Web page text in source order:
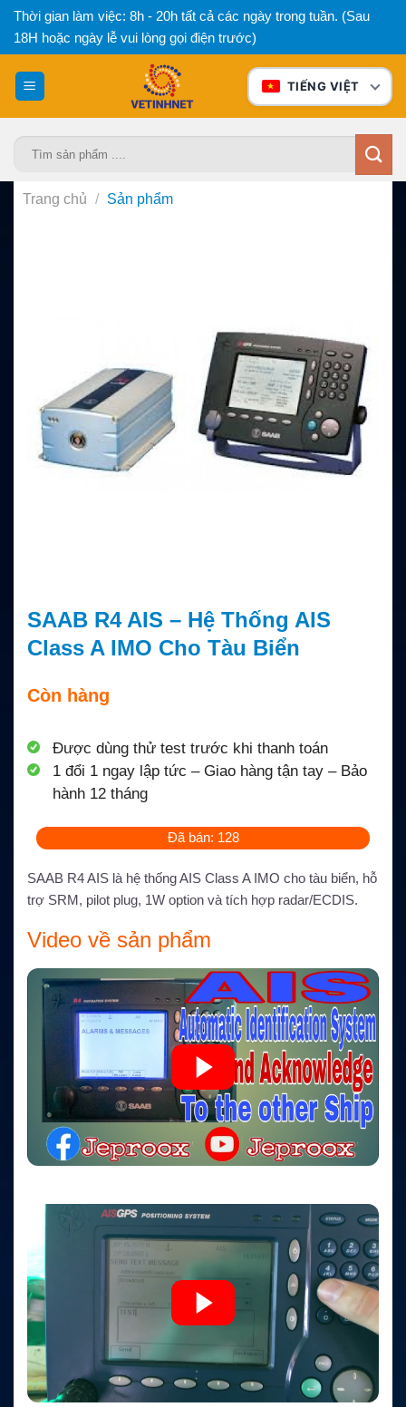
Bỏ
qua
nội
dung
Thời gian làm việc: 8h - 20h tất cả các ngày trong tuần. (Sau
18H hoặc ngày lễ vui lòng gọi điện trước)
TIẾNG VIỆT
Trang chủ / Sản phẩm
SAAB R4 AIS – Hệ Thống AIS
Class A IMO Cho Tàu Biển
Còn hàng
Được dùng thử test trước khi thanh toán
1 đổi 1 ngay lập tức – Giao hàng tận tay – Bảo
hành 12 tháng
Đã bán: 128
SAAB R4 AIS là hệ thống AIS Class A IMO cho tàu biển, hỗ
trợ SRM, pilot plug, 1W option và tích hợp radar/ECDIS.
Video về sản phẩm